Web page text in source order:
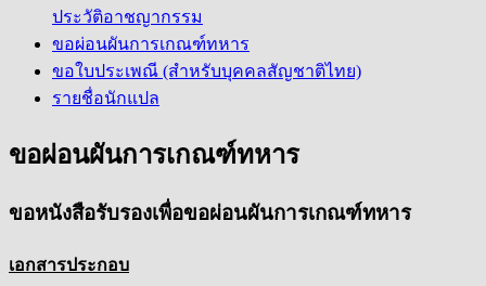
ประวัติอาชญากรรม
ขอผ่อนผันการเกณฑ์ทหาร
ขอใบประเพณี (สำหรับบุคคลสัญชาติไทย)
รายชื่อนักแปล
ขอผ่อนผันการเกณฑ์ทหาร
ขอหนังสือรับรองเพื่อขอผ่อนผันการเกณฑ์ทหาร
เอกสารประกอบ